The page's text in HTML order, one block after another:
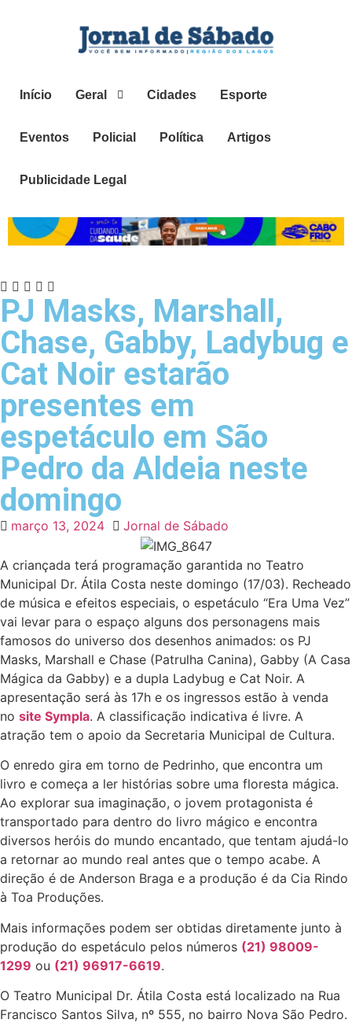
Início Geral Cidades Esporte
Eventos Policial Política Artigos
Publicidade Legal
PJ Masks, Marshall,
Chase, Gabby, Ladybug e
Cat Noir estarão
presentes em
espetáculo em São
Pedro da Aldeia neste
domingo
março 13, 2024 Jornal de Sábado
A criançada terá programação garantida no Teatro
Municipal Dr. Átila Costa neste domingo (17/03). Recheado
de música e efeitos especiais, o espetáculo “Era Uma Vez”
vai levar para o espaço alguns dos personagens mais
famosos do universo dos desenhos animados: os PJ
Masks, Marshall e Chase (Patrulha Canina), Gabby (A Casa
Mágica da Gabby) e a dupla Ladybug e Cat Noir. A
apresentação será às 17h e os ingressos estão à venda
no site Sympla. A classificação indicativa é livre. A
atração tem o apoio da Secretaria Municipal de Cultura.
O enredo gira em torno de Pedrinho, que encontra um
livro e começa a ler histórias sobre uma floresta mágica.
Ao explorar sua imaginação, o jovem protagonista é
transportado para dentro do livro mágico e encontra
diversos heróis do mundo encantado, que tentam ajudá-lo
a retornar ao mundo real antes que o tempo acabe. A
direção é de Anderson Braga e a produção é da Cia Rindo
à Toa Produções.
Mais informações podem ser obtidas diretamente junto à
produção do espetáculo pelos números (21) 98009-
1299 ou (21) 96917-6619.
O Teatro Municipal Dr. Átila Costa está localizado na Rua
Francisco Santos Silva, nº 555, no bairro Nova São Pedro.